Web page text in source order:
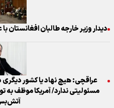
دیدار وزیر خارجه طالبان افغانستان
عراقچی: هیچ نهاد یا کشور دیگری
مسئولیتی ندارد/ آمریکا موظف